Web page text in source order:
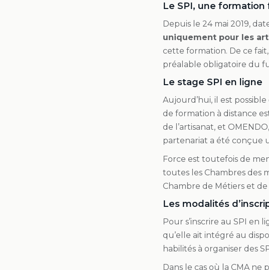
Le SPI, une
Depuis le 24 mai 2019,
uniquement pour les
cette formation. De ce
préalable obligatoire du
Le stage SPI en ligne
Aujourd’hui, il est
de formation à distance
de l’artisanat, et
partenariat a été conçue
Force est toutefois de
toutes les Chambres des
Chambre de Métiers et
Les modalités
Pour s’inscrire au SPI en
qu’elle ait intégré au
habilités à organiser des
Dans le cas où la CMA ne